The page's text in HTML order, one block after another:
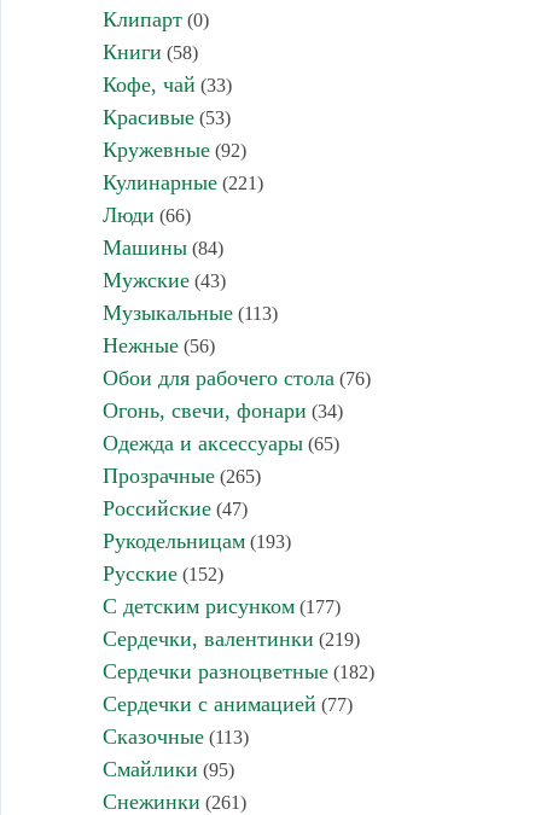
Клипарт(0)
Книги (58)
Кофе, чай (33)
Красивые(53)
Кружевные(92)
Кулинарные(221)
Люди (66)
Машины(84)
Мужские(43)
Музыкальные(113)
Нежные(56)
Обои для рабочего стола (76)
Огонь, свечи, фонари (34)
Одежда и аксессуары(65)
Прозрачные(265)
Российские(47)
Рукодельницам(193)
Русские(152)
С детским рисунком(177)
Сердечки, валентинки (219)
Сердечки разноцветные(182)
Сердечки с анимацией (77)
Сказочные(113)
Смайлики (95)
Снежинки (261)